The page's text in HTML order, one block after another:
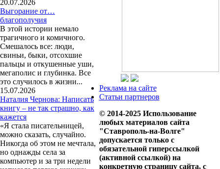
20.07.2026
Выгорание от…
благополучия
В этой истории немало
трагичного и комичного.
Смешалось все: люди,
свиньи, быки, отсохшие
пальцы и откушенные уши,
мегаполис и глубинка. Все
это случилось в жизни...
15.07.2026
Наталия Чернова: Написать
книгу – не так страшно, как
кажется
«Я стала писательницей,
можно сказать, случайно.
Никогда об этом не мечтала,
но однажды села за
компьютер и за три недели
Реклама на сайте
Статьи партнеров
© 2014-2025 Использование
любых материалов сайта
"Ставрополь-на-Волге"
допускается только с
обязательной гиперссылкой
(активной ссылкой) на
конкретную страницу сайта, с